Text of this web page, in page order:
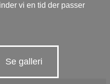
vi en tid der passer
Se galleri